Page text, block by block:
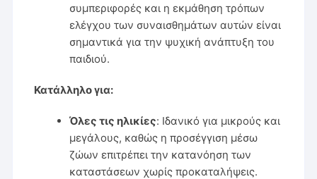
συμπεριφορές και η εκμάθηση τρόπων
ελέγχου των συναισθημάτων αυτών είναι
σημαντικά για την ψυχική ανάπτυξη του
παιδιού.
Κατάλληλο για:
Όλες τις ηλικίες: Ιδανικό για μικρούς και
μεγάλους, καθώς η προσέγγιση μέσω
ζώων επιτρέπει την κατανόηση των
καταστάσεων χωρίς προκαταλήψεις.